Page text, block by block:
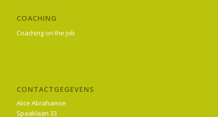
COACHING
Coaching on the job
CONTACTGEGEVENS
Alice Abrahamse
Spaaklaan 33